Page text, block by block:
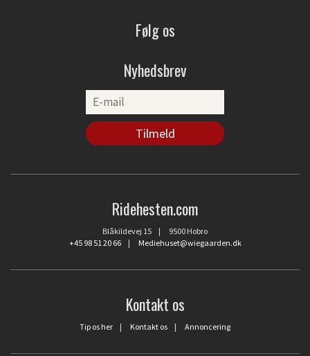
Følg os
Nyhedsbrev
Ridehesten.com
Blåkildevej 15 | 9500 Hobro
+45 98 51 20 66| Mediehuset@wiegaarden.dk
Kontakt os
Tip os her | Kontakt os | Annoncering